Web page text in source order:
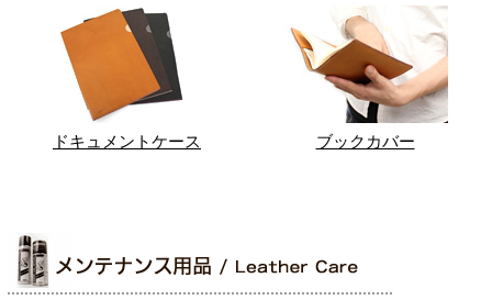
ドキュメントケース ブックカバー